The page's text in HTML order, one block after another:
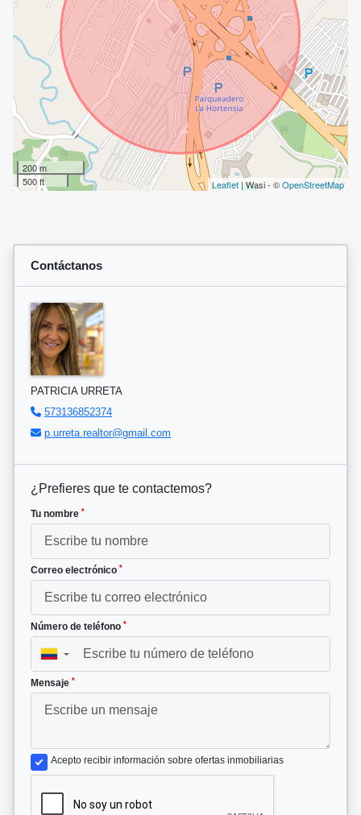
200 m
500 ft
Leaflet | Wasi - ©OpenStreetMap
Contáctanos
PATRICIA URRETA
573136852374
p.urreta.realtor@gmail.com
¿Prefieres que te contactemos?
Tu nombre *
Correo electrónico *
Número de teléfono *
▼
Mensaje *
Acepto recibir información sobre ofertas inmobiliarias